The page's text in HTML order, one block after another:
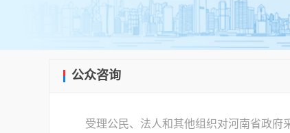
公众咨询
受理公民、法人和其他组织对河南省政